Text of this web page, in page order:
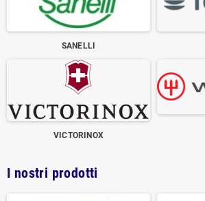
SANELLI
VICTORINOX
I nostri prodotti